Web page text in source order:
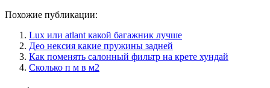
Похожие публикации:
Lux или atlant какой багажник лучше
Део нексия какие пружины задней
Как поменять салонный фильтр на крете хундай
Сколько п м в м2